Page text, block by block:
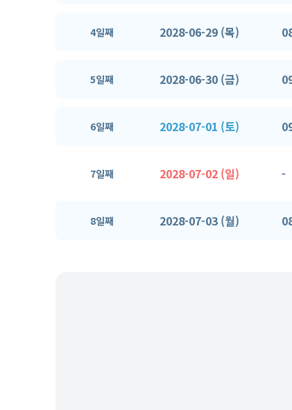
4일째 2028-06-29 (목)
5일째 2028-06-30 (금)
6일째 2028-07-01 (토)
7일째 2028-07-02 (일) -
8일째 2028-07-03 (월)